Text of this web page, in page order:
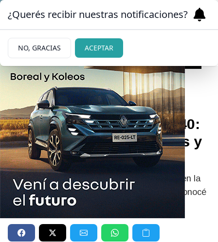
08/07/2026
Estado de las rutas 23 y 40:
continúan lluvias intensas y
se anuncian nevadas
El pronóstico anticipa acumulación de nieve en la
Línea Sur y sectores altos de la Cordillera. Conocé
el parte de este miércoles.
¿Querés recibir nuestras notificaciones?
NO, GRACIAS ACEPTAR